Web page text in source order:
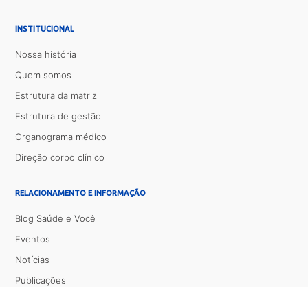
INSTITUCIONAL
Nossa história
Quem somos
Estrutura da matriz
Estrutura de gestão
Organograma médico
Direção corpo clínico
RELACIONAMENTO E INFORMAÇÃO
Blog Saúde e Você
Eventos
Notícias
Publicações